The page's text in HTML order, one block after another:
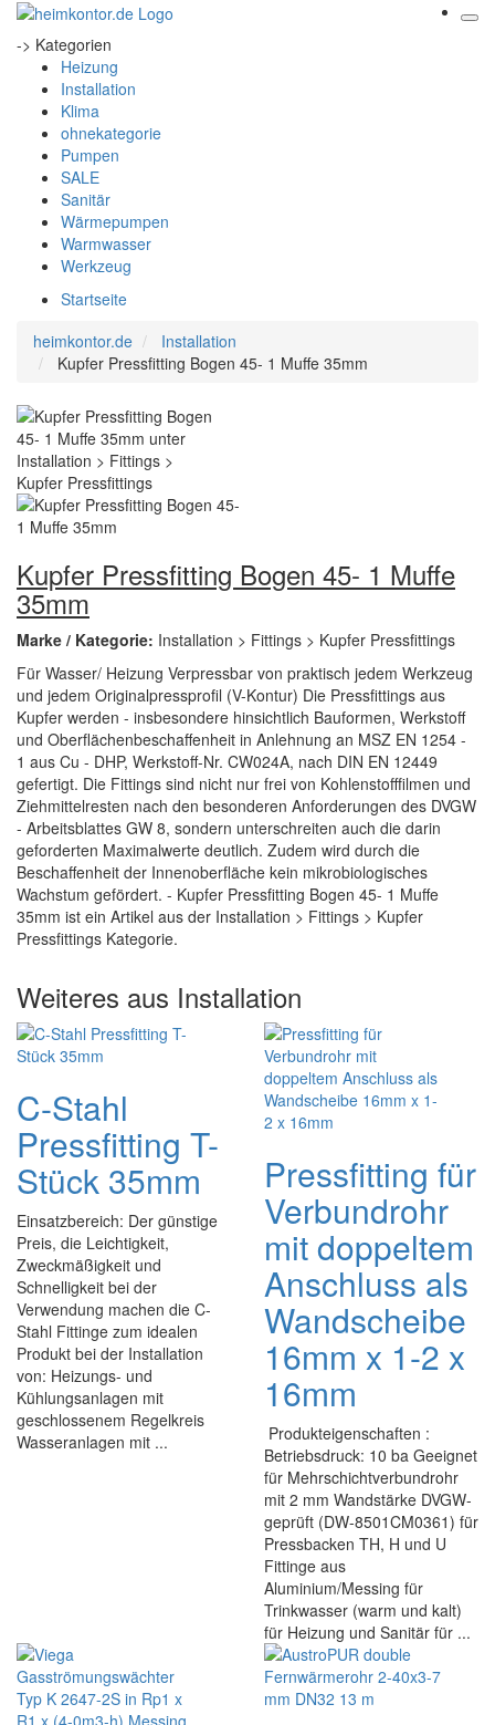
-> Kategorien
Heizung
Installation
Klima
ohnekategorie
Pumpen
SALE
Sanitär
Wärmepumpen
Warmwasser
Werkzeug
Startseite
heimkontor.de
Installation
Kupfer Pressfitting Bogen 45- 1 Muffe 35mm
Kupfer Pressfitting Bogen 45- 1 Muffe
35mm
Marke / Kategorie: Installation > Fittings > Kupfer Pressfittings
Für Wasser/ Heizung Verpressbar von praktisch jedem Werkzeug
und jedem Originalpressprofil (V-Kontur) Die Pressfittings aus
Kupfer werden - insbesondere hinsichtlich Bauformen, Werkstoff
und Oberflächenbeschaffenheit in Anlehnung an MSZ EN 1254 -
1 aus Cu - DHP, Werkstoff-Nr. CW024A, nach DIN EN 12449
gefertigt. Die Fittings sind nicht nur frei von Kohlenstofffilmen und
Ziehmittelresten nach den besonderen Anforderungen des DVGW
- Arbeitsblattes GW 8, sondern unterschreiten auch die darin
geforderten Maximalwerte deutlich. Zudem wird durch die
Beschaffenheit der Innenoberfläche kein mikrobiologisches
Wachstum gefördert. - Kupfer Pressfitting Bogen 45- 1 Muffe
35mm ist ein Artikel aus der Installation > Fittings > Kupfer
Pressfittings Kategorie.
Weiteres aus Installation
C-Stahl
Pressfitting T-
Stück 35mm
Einsatzbereich: Der günstige
Preis, die Leichtigkeit,
Zweckmäßigkeit und
Schnelligkeit bei der
Verwendung machen die C-
Stahl Fittinge zum idealen
Produkt bei der Installation
von: Heizungs- und
Kühlungsanlagen mit
geschlossenem Regelkreis
Wasseranlagen mit ...
Pressfitting für
Verbundrohr
mit doppeltem
Anschluss als
Wandscheibe
16mm x 1-2 x
16mm
Produkteigenschaften :
Betriebsdruck: 10 ba Geeignet
für Mehrschichtverbundrohr
mit 2 mm Wandstärke DVGW-
geprüft (DW-8501CM0361) für
Pressbacken TH, H und U
Fittinge aus
Aluminium/Messing für
Trinkwasser (warm und kalt)
für Heizung und Sanitär für ...